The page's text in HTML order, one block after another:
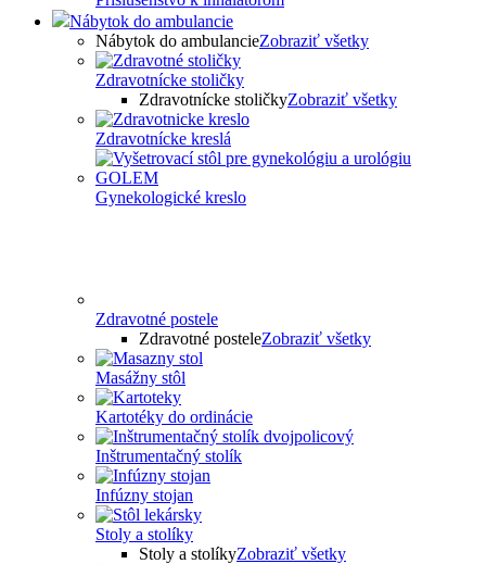
Nábytok do ambulancie
Nábytok do ambulancieZobraziť všetky
Zdravotnícke stoličky
Zdravotnícke stoličkyZobraziť všetky
Zdravotnícke kreslá
Gynekologické kreslo
Zdravotné postele
Zdravotné posteleZobraziť všetky
Masážny stôl
Kartotéky do ordinácie
Inštrumentačný stolík
Infúzny stojan
Stoly a stolíky
Stoly a stolíkyZobraziť všetky